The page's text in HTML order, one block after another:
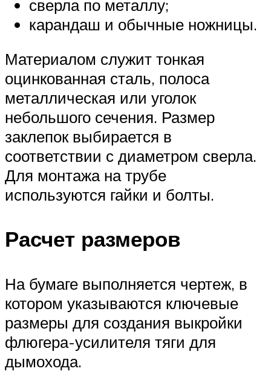
сверла по металлу;
карандаш и обычные ножницы.
Материалом служит тонкая
оцинкованная сталь, полоса
металлическая или уголок
небольшого сечения. Размер
заклепок выбирается в
соответствии с диаметром сверла.
Для монтажа на трубе
используются гайки и болты.
Расчет размеров
На бумаге выполняется чертеж, в
котором указываются ключевые
размеры для создания выкройки
флюгера-усилителя тяги для
дымохода.